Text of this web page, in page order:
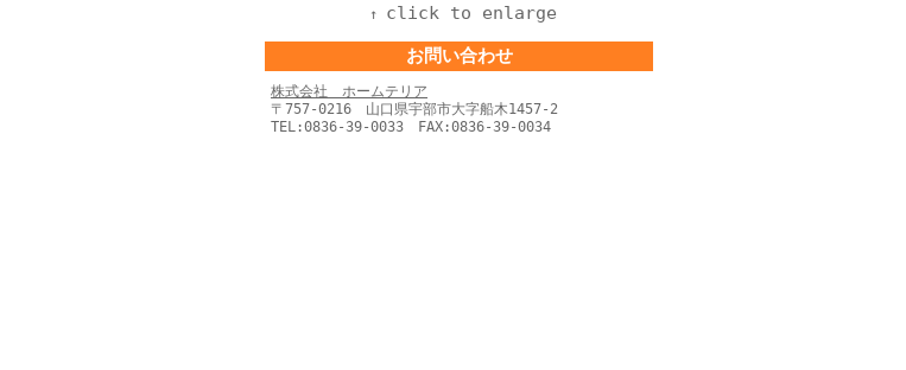
↑ click to enlarge
お問い合わせ
株式会社 ホームテリア
〒757-0216 山口県宇部市大字船木1457-2
TEL:0836-39-0033 FAX:0836-39-0034